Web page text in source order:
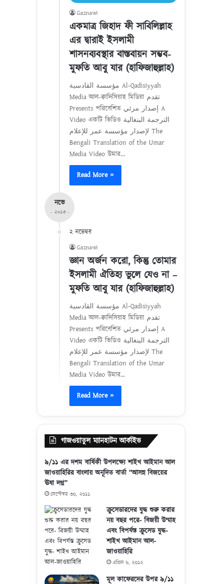
Gaznawi
একমাত্র জিহাদ ফী সাবিলিল্লাহ
এর দ্বারাই ইসলামী
শাসনব্যবস্থার বাস্তবায়ন সম্ভব-
মুফতি আবু যার (হাফিজাহুল্লাহ)
مؤسسة القادسية Al-Qadisiyyah
Media আল-ক্বাদিসিয়াহ মিডিয়া تقدم
Presents পরিবেশিত إصدار مرئي A
Video একটি ভিডিও الترجمة البنغالية
لإصدار مؤسسة عمر للإعلام The
Bengali Translation of the Umar
Media Video উমার…
Read More »
নভে
- ২০১৩ -
২ নভেম্বর
Gaznawi
জ্ঞান অর্জন করো, কিন্তু তোমার
ইসলামী ঐতিহ্য ভুলে যেও না –
মুফতি আবু যার (হাফিজাহুল্লাহ)
مؤسسة القادسية Al-Qadisiyyah
Media আল-ক্বাদিসিয়াহ মিডিয়া تقدم
Presents পরিবেশিত إصدار مرئي A
Video একটি ভিডিও الترجمة البنغالية
لإصدار مؤسسة عمر للإعلام The
Bengali Translation of the Umar
Media Video উমার…
Read More »
গাজওয়াতুল ম্যানহাটন আর্কাইভ
৯/১১ এর দশম বার্ষিকী উপলক্ষ্যে শাইখ আইমান আল
জাওয়াহিরির বাংলায় অনূদিত বার্তা “আসন্ন বিজয়ের
ঊষা লগ্ন”
সেপ্টেম্বর ৩০, ২০১১
ক্রুসেডারদের যুদ্ধ শুরু করার
নয় বছর পরে- বিজয়ী উম্মাহ
এবং বিপর্যস্ত ক্রুসেড যুদ্ধ-
শাইখ আইমান আল-
জাওয়াহিরি
এপ্রিল ৬, ২০১২
মূল কাফেরদের উপর ৯/১১